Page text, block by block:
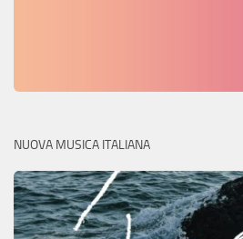
NUOVA MUSICA ITALIANA